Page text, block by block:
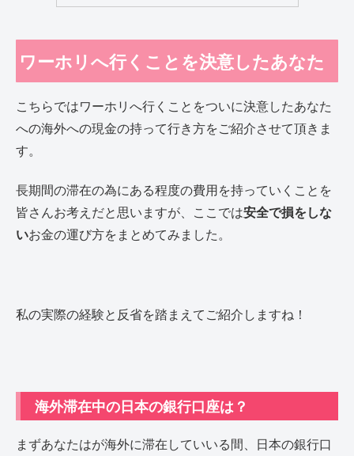
ワーホリへ行くことを決意したあなた
こちらではワーホリへ行くことをついに決意したあなた
への海外への現金の持って行き方をご紹介させて頂きま
す。
長期間の滞在の為にある程度の費用を持っていくことを
皆さんお考えだと思いますが、ここでは安全で損をしな
いお金の運び方をまとめてみました。
私の実際の経験と反省を踏まえてご紹介しますね！
海外滞在中の日本の銀行口座は？
まずあなたはが海外に滞在していいる間、日本の銀行口